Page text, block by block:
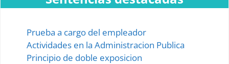
Embargo al Deudor Transeunte
Embargo Ejecutivo
Embargo por Hipoteca Judicial
Prueba a cargo del empleador
Actividades en la Administracion Publica
Principio de doble exposicion